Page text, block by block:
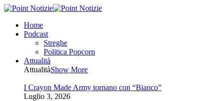
Home
Podcast
Streghe
Politica Popcorn
Attualità
AttualitàShow More
I Crayon Made Army tornano con “Bianco”
Luglio 3, 2026